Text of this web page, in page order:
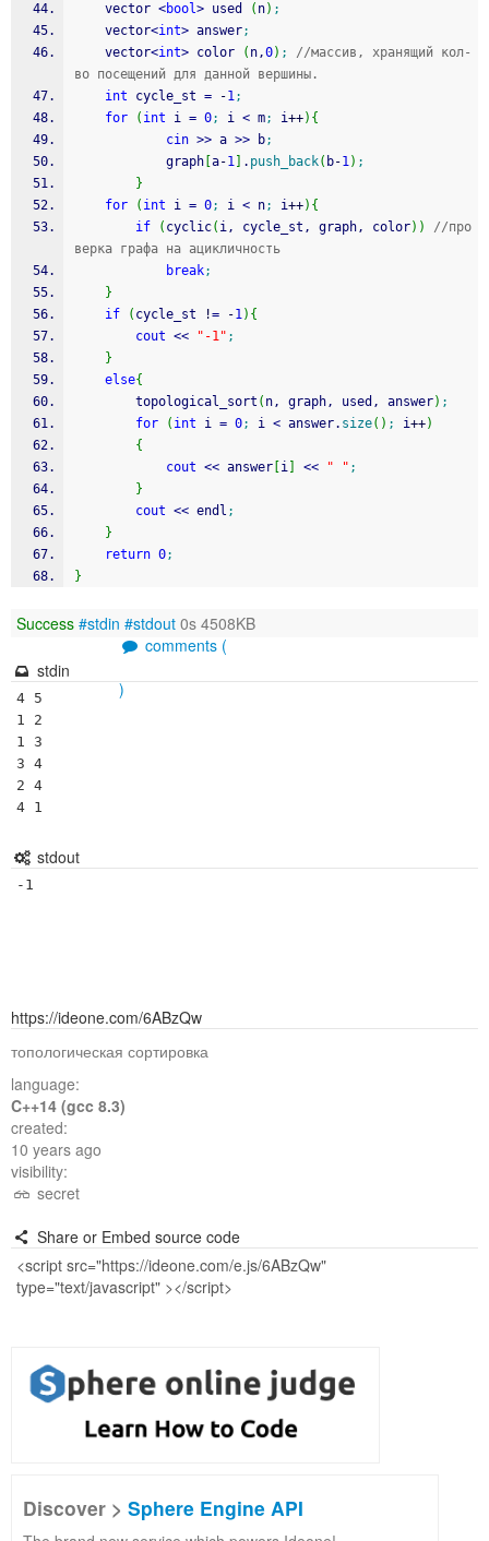
	vector
<bool> used ( n) ;
	vector
<int> answer;
	vector
<int> color ( n,0) ;
//массив, хранящий кол-
во посещений для данной вершины.
int cycle_st = -1;
for
( int i = 0; i < m; i++) {
cin >> a >> b;
			graph
a-1 . push_back( b-1) ;
}
for
( int i = 0; i < n; i++) {
if
( cyclic( i, cycle_st, graph, color) )
//про
верка графа на ацикличность
break;
}
if
( cycle_st != -1) {
cout << "-1" ;
}
else{
		topological_sort
( n, graph, used, answer) ;
for
( int i = 0; i < answer. size( ) ; i++)
{
cout << answer i << " " ;
}
cout << endl ;
}
return 0;
}
Success #stdin #stdout 0s 4508KB
comments (
)
stdin
4 5
1 2
1 3
3 4
2 4
stdout
-1
https://ideone.com/6ABzQw
топологическая сортировка
language:
C++14 (gcc 8.3)
created:
10 years ago
visibility:
secret
Share or Embed source code
Discover > Sphere Engine API